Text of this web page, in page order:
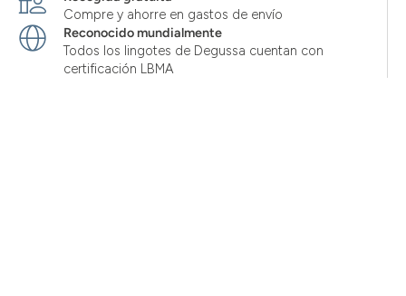
Compre y ahorre en gastos de envío
Reconocido mundialmente
Todos los lingotes de Degussa cuentan con
certificación LBMA